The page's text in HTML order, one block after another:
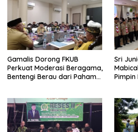
Gamalis Dorong FKUB
Perkuat Moderasi Beragama,
Bentengi Berau dari Paham
Sri